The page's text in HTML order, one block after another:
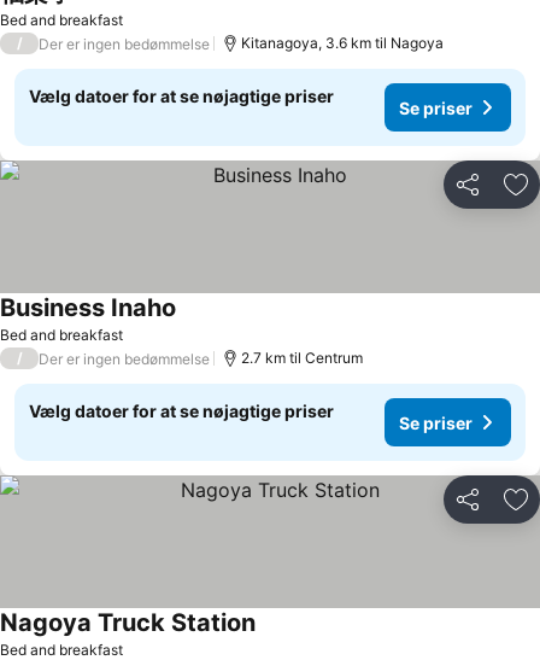
Bed and breakfast
/ Der er ingen bedømmelse Kitanagoya, 3.6 km til Nagoya
Vælg datoer for at se nøjagtige priser
Se priser
Del
Bed and breakfast
Business Inaho
/ Der er ingen bedømmelse 2.7 km til Centrum
Vælg datoer for at se nøjagtige priser
Se priser
Del
Bed and breakfast
Nagoya Truck StationSe priser